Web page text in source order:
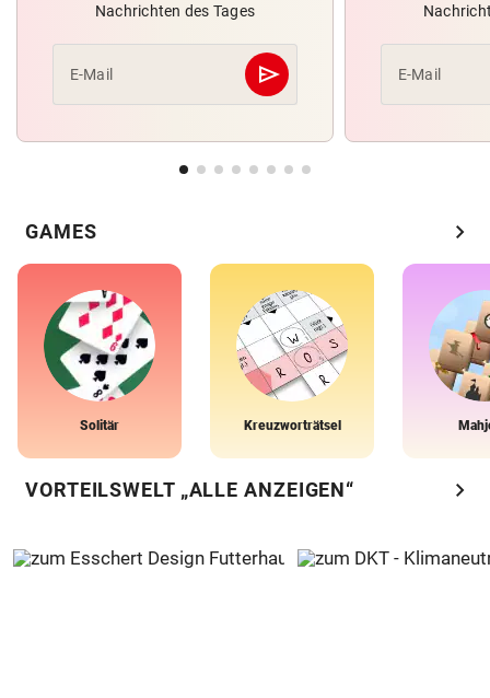
Nachrichten des Tages
E-Mail send
Abschicken E-Mail
GAMES chevron_right
Solitär Kreuzworträtsel
VORTEILSWELT „ALLE ANZEIGEN“ chevron_right